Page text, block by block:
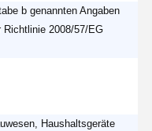
b genannten Angaben
Richtlinie 2008/57/EG
Haushaltsgeräte